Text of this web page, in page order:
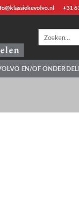
+31
EN/OF